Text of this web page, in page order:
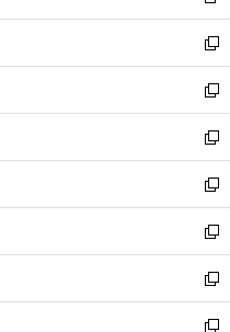
開
く
ウ
で
開
く
ン
ド
ウ
で
開
く
し
い
ウ
ィ
ン
ド
ウ
で
開
く
新
し
い
ウ
ィ
ン
ド
ウ
で
開
く
新
し
い
ウ
ィ
ン
ド
ウ
で
開
く
新
し
い
ウ
ィ
ン
ド
ウ
で
新
し
い
ウ
ィ
ン
ド
新
し
い
ウ
ィ
新
し